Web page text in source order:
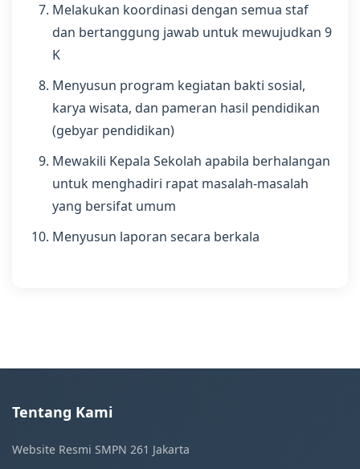
Melakukan koordinasi dengan semua staf
dan bertanggung jawab untuk mewujudkan 9
K
Menyusun program kegiatan bakti sosial,
karya wisata, dan pameran hasil pendidikan
(gebyar pendidikan)
Mewakili Kepala Sekolah apabila berhalangan
untuk menghadiri rapat masalah-masalah
yang bersifat umum
Menyusun laporan secara berkala
Tentang Kami
Website Resmi SMPN 261 Jakarta